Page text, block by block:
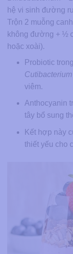
hệ vi sinh đường
Trộn 2 muỗng
không đường + ½
hoặc xoài).
Probiotic
viêm.
Anthocyanin
tây bổ sung
Kết hợp này
thiết yếu cho